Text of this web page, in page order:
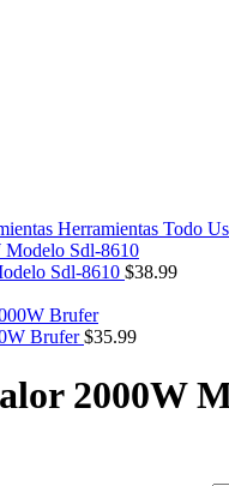
Herramientas Todo
Sdl-8610 $38.99
Brufer$35.99
2000W